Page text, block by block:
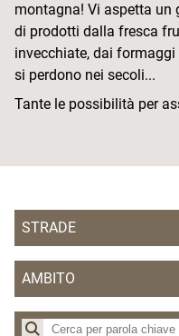
montagna! Vi aspetta un
di prodotti dalla fresca
invecchiate, dai
si perdono nei secoli...
Tante le possibilità per
STRADE
Strada del Vino
Strada della Mela
AMBITO
APT Alpe Cimbra -